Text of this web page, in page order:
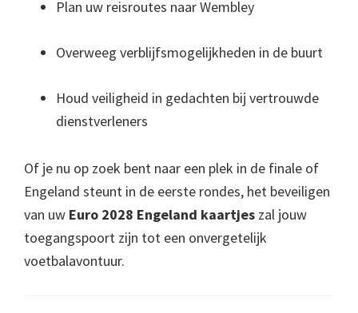
Plan uw reisroutes naar Wembley
Overweeg verblijfsmogelijkheden in de buurt
Houd veiligheid in gedachten bij vertrouwde
dienstverleners
Of je nu op zoek bent naar een plek in de finale of
Engeland steunt in de eerste rondes, het beveiligen
van uw Euro 2028 Engeland kaartjes zal jouw
toegangspoort zijn tot een onvergetelijk
voetbalavontuur.